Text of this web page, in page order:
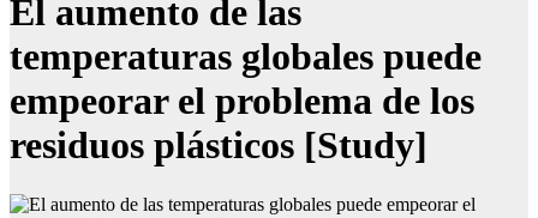
El aumento de las
temperaturas globales puede
empeorar el problema de los
residuos plásticos [Study]